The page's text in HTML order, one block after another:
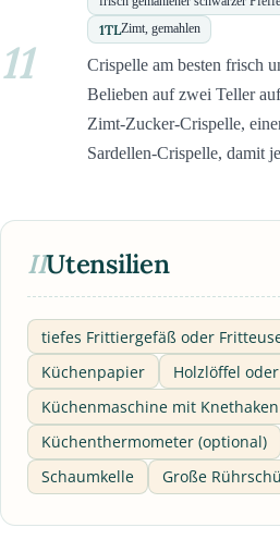
1TLZimt, gemahlen
11
Crispelle am besten frisch
Belieben auf zwei Teller
Zimt-Zucker-Crispelle,
Sardellen-Crispelle, damit
IIUtensilien
tiefes Frittiergefäß oder
Küchenpapier
Holzlöffel
Küchenmaschine mit
Küchenthermometer (optional)
Schaumkelle
Große